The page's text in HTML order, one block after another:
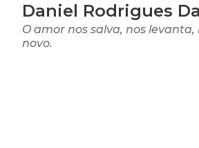
Daniel Rodrigues
O amor nos salva, nos
novo.